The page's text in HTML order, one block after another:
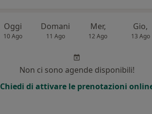
Oggi
10 Ago
Domani
11 Ago
Mer,
12 Ago
Gio,
13 Ago
Non ci sono agende disponibili!
Chiedi di attivare le prenotazioni